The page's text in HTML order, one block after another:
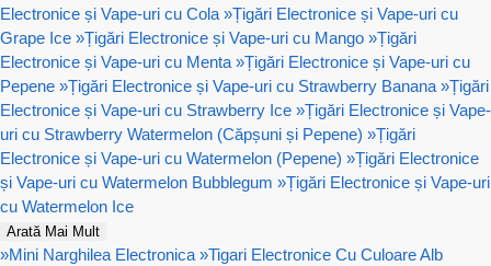
Electronice și Vape-uri cu Cola »Țigări Electronice și Vape-uri cu
Grape Ice »Țigări Electronice și Vape-uri cu Mango »Țigări
Electronice și Vape-uri cu Menta »Țigări Electronice și Vape-uri cu
Pepene »Țigări Electronice și Vape-uri cu Strawberry Banana »Țigări
Electronice și Vape-uri cu Strawberry Ice »Țigări Electronice și Vape-
uri cu Strawberry Watermelon (Căpșuni și Pepene) »Țigări
Electronice și Vape-uri cu Watermelon (Pepene) »Țigări Electronice
și Vape-uri cu Watermelon Bubblegum »Țigări Electronice și Vape-uri
cu Watermelon Ice
Arată Mai Mult
»Mini Narghilea Electronica »Tigari Electronice Cu Culoare Alb